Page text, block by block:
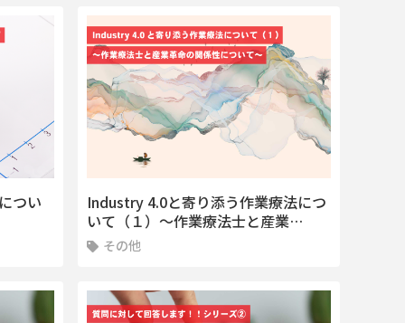
つい
Industry 4.0と寄り添う作業療法につ
いて（１）〜作業療法士と産業…
その他